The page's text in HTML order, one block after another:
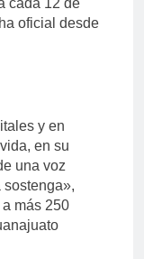
oficial desde
y en
en su
una voz
más 250